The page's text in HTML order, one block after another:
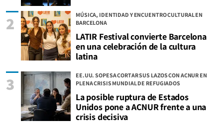
MÚSICA, IDENTIDAD Y ENCUENTRO CULTURAL EN
BARCELONA
LATIR Festival convierte Barcelona
en una celebración de la cultura
latina
2
EE.UU. SOPESA CORTAR SUS LAZOS CON ACNUR EN
PLENA CRISIS MUNDIAL DE REFUGIADOS
La posible ruptura de Estados
Unidos pone a ACNUR frente a una
crisis decisiva
3